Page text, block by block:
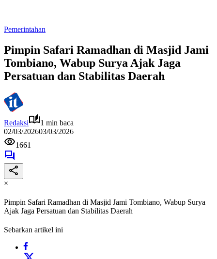
Pemerintahan
Pimpin Safari Ramadhan di Masjid Jami
Tombiano, Wabup Surya Ajak Jaga
Persatuan dan Stabilitas Daerah
Redaksi
1 min baca
02/03/202603/03/2026
1661
×
Pimpin Safari Ramadhan di Masjid Jami Tombiano, Wabup Surya
Ajak Jaga Persatuan dan Stabilitas Daerah
Sebarkan artikel ini